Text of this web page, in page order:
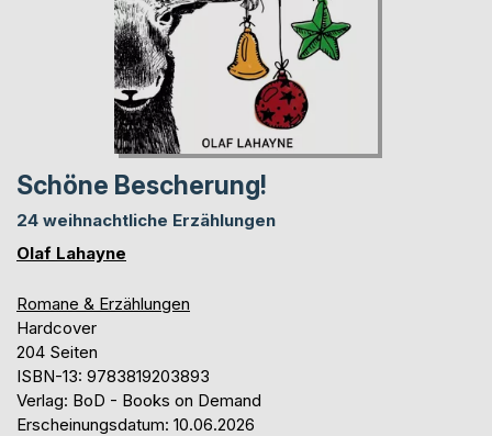
Schöne Bescherung!
24 weihnachtliche Erzählungen
Olaf Lahayne
Romane & Erzählungen
Hardcover
204 Seiten
ISBN-13: 9783819203893
Verlag: BoD - Books on Demand
Erscheinungsdatum: 10.06.2026